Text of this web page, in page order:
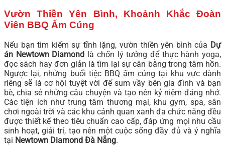
Vườn Thiền Yên Bình, Khoảnh Khắc Đoàn
Viên BBQ Ấm Cúng
Nếu bạn tìm kiếm sự tĩnh lặng, vườn thiền yên bình của Dự
án Newtown Diamond là chốn lý tưởng để thực hành yoga,
đọc sách hay đơn giản là tìm lại sự cân bằng trong tâm hồn.
Ngược lại, những buổi tiệc BBQ ấm cúng tại khu vực dành
riêng sẽ là cơ hội tuyệt vời để sum vầy bên gia đình và bạn
bè, chia sẻ những câu chuyện và tạo nên kỷ niệm đáng nhớ.
Các tiện ích như trung tâm thương mại, khu gym, spa, sân
chơi ngoài trời và các khu cảnh quan xanh đa chức năng đều
được thiết kế theo tiêu chuẩn cao cấp, đáp ứng mọi nhu cầu
sinh hoạt, giải trí, tạo nên một cuộc sống đầy đủ và ý nghĩa
tại Newtown Diamond Đà Nẵng.